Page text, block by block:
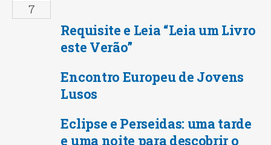
7
Requisite e Leia “Leia um Livro
este Verão”
Encontro Europeu de Jovens
Lusos
Eclipse e Perseidas: uma tarde
e uma noite para descobrir o